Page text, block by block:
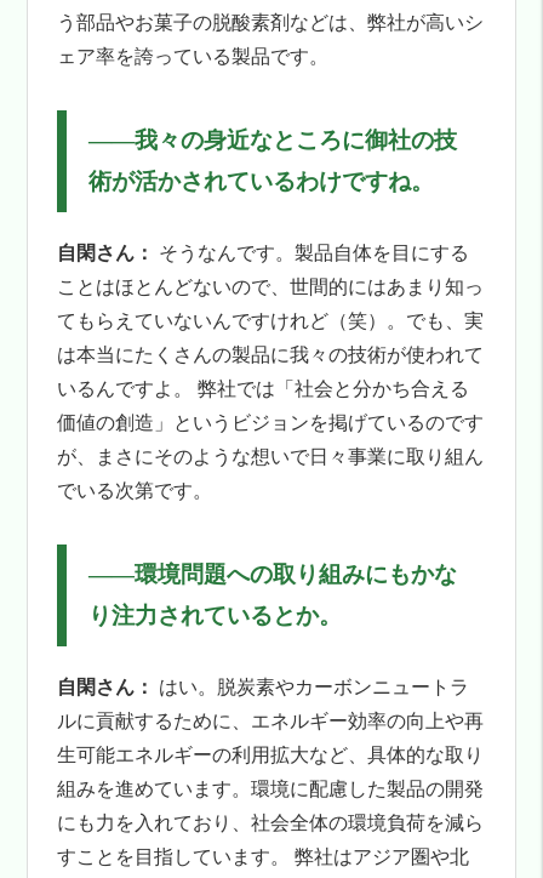
う部品やお菓子の脱酸素剤などは、弊社が高いシ
ェア率を誇っている製品です。
――我々の身近なところに御社の技
術が活かされているわけですね。
自閑さん： そうなんです。製品自体を目にする
ことはほとんどないので、世間的にはあまり知っ
てもらえていないんですけれど（笑）。でも、実
は本当にたくさんの製品に我々の技術が使われて
いるんですよ。 弊社では「社会と分かち合える
価値の創造」というビジョンを掲げているのです
が、まさにそのような想いで日々事業に取り組ん
でいる次第です。
――環境問題への取り組みにもかな
り注力されているとか。
自閑さん：
はい。脱炭素やカーボンニュートラ
ルに貢献するために、エネルギー効率の向上や再
生可能エネルギーの利用拡大など、具体的な取り
組みを進めています。環境に配慮した製品の開発
にも力を入れており、社会全体の環境負荷を減ら
すことを目指しています。 弊社はアジア圏や北